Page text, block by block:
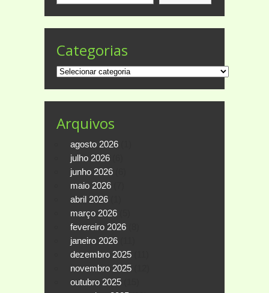
Categorias
Categorias
Arquivos
agosto 2026
julho 2026
junho 2026
maio 2026
abril 2026
março 2026
fevereiro 2026
janeiro 2026
dezembro 2025
novembro 2025
outubro 2025